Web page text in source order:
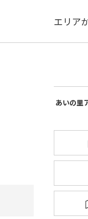
エリア
あいの里